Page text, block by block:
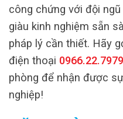
công chứng với đội
giàu kinh nghiệm sẵn
pháp lý cần thiết. Hãy
điện thoại 0966.22.7979
phòng để nhận được
nghiệp!